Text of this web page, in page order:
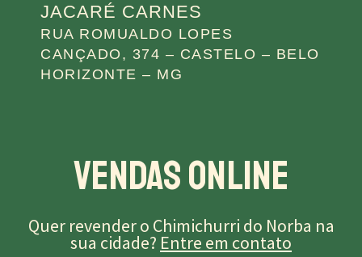
JACARÉ CARNES
RUA ROMUALDO LOPES
CANÇADO, 374 – CASTELO – BELO
HORIZONTE – MG
Vendas Online
Quer revender o Chimichurri do Norba na
sua cidade? Entre em contato